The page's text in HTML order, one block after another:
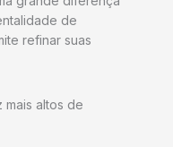
de
refinar suas
mais altos de